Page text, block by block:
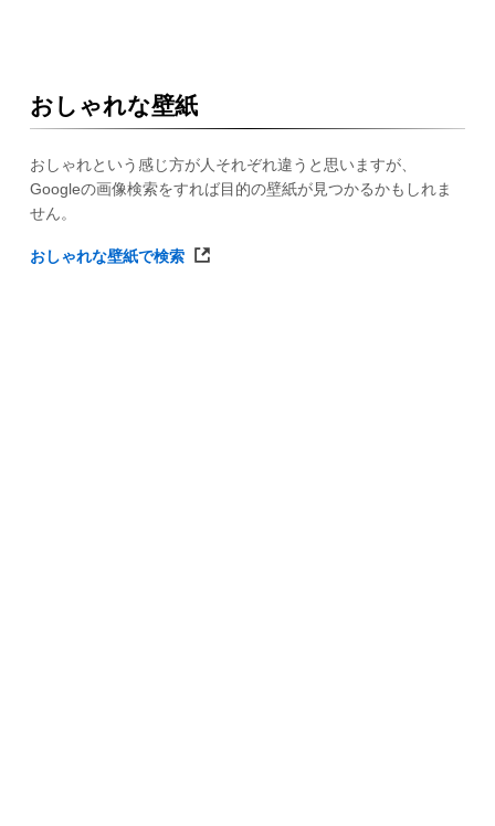
おしゃれな壁紙
おしゃれという感じ方が人それぞれ違うと思いますが、
Googleの画像検索をすれば目的の壁紙が見つかるかもしれま
せん。
おしゃれな壁紙で検索